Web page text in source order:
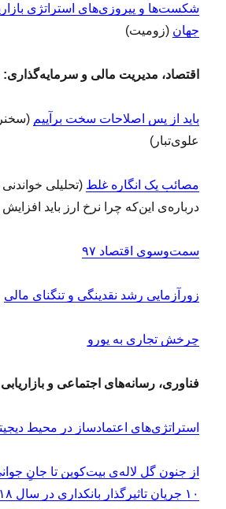
شکست‌ها و پیروزی‌های استراتژی
جهان (زومیت)
اقتصاد، مدیریت مالی و سرمایه‌گذاری:
باید از پس اصلاحات سخت برآییم
علوی‌تبار)
مصائب یک انگاره غلط (تحلیلی
درباره‌ی این‌که چرا نرخ ارز باید افزایش
سمت‌وسوی اقتصاد ۹۷
زورآزمایی رشد نقدینگی و تنگنای مالی
چرخش تجاری به یورو
فناوری، رسانه‌های اجتماعی و
استراتژی‌های اعتمادساز در محیط
از جنون گل لاله‌ی بیت‌کوین تا جانِ
۱۰ جریان تاثیر‎گذار بانکداری در سال ۲۰۱۸